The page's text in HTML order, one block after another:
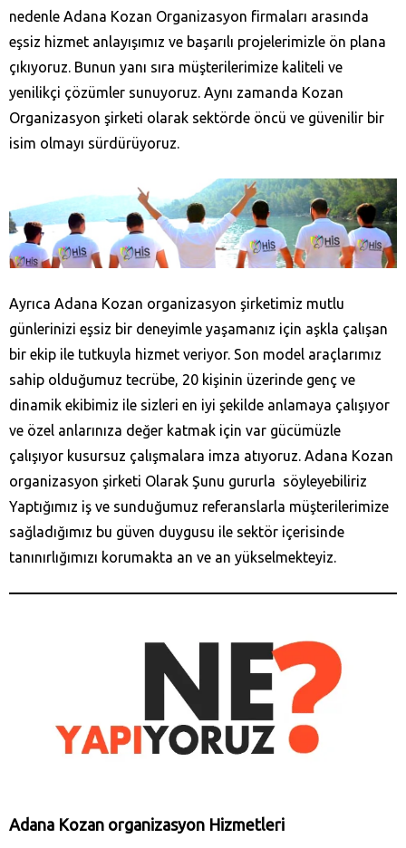
nedenle Adana Kozan‎ Organizasyon firmaları arasında
eşsiz hizmet anlayışımız ve başarılı projelerimizle ön plana
çıkıyoruz. Bunun yanı sıra müşterilerimize kaliteli ve
yenilikçi çözümler sunuyoruz. Aynı zamanda Kozan‎
Organizasyon şirketi olarak sektörde öncü ve güvenilir bir
isim olmayı sürdürüyoruz.
Ayrıca Adana Kozan‎ organizasyon şirketimiz mutlu
günlerinizi eşsiz bir deneyimle yaşamanız için aşkla çalışan
bir ekip ile tutkuyla hizmet veriyor. Son model araçlarımız
sahip olduğumuz tecrübe, 20 kişinin üzerinde genç ve
dinamik ekibimiz ile sizleri en iyi şekilde anlamaya çalışıyor
ve özel anlarınıza değer katmak için var gücümüzle
çalışıyor kusursuz çalışmalara imza atıyoruz. Adana Kozan‎
organizasyon şirketi Olarak Şunu gururla söyleyebiliriz
Yaptığımız iş ve sunduğumuz referanslarla müşterilerimize
sağladığımız bu güven duygusu ile sektör içerisinde
tanınırlığımızı korumakta an ve an yükselmekteyiz.
Adana Kozan‎ organizasyon Hizmetleri